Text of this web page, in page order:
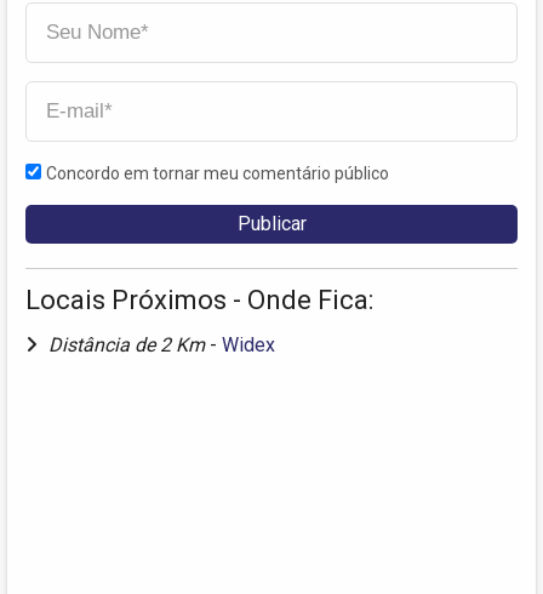
Concordo em tornar meu comentário público
Locais Próximos - Onde Fica:
Distância de 2 Km - Widex